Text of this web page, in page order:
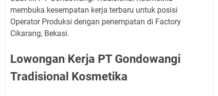
membuka kesempatan kerja terbaru untuk posisi
Operator Produksi dengan penempatan di Factory
Cikarang, Bekasi.
Lowongan Kerja PT Gondowangi
Tradisional Kosmetika